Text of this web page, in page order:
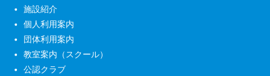
施設紹介
個人利用案内
団体利用案内
教室案内（スクール）
公認クラブ